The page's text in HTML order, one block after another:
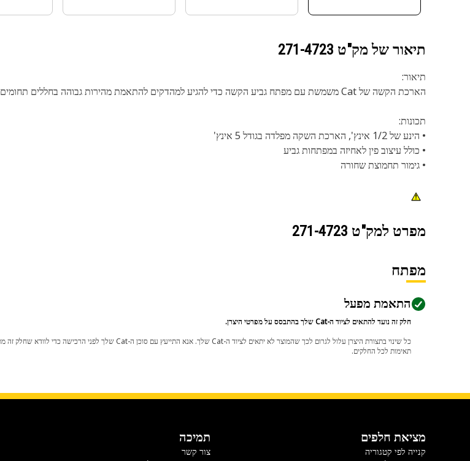
תיאור של מק"ט 271-4723
תיאור:
הארכת הקשה של Cat משמשת עם מפתח גביע הקשה כדי להגיע למהדקים להתאמת מהירות גבוהה בחללים תחומים שמחגרים או כלים חשמליים לא יכולים להתאים להם.
תכונות:
• הינע של 1/2 אינץ', הארכת השקה מפלדה בגודל 5 אינץ'
• כולל עיצוב פין לאחיזה במפתחות גביע
• גימור תחמוצת שחורה
מפרט למק"ט 271-4723
מפתח
התאמת מפעל
חלק זה נועד להתאים לציוד ה-Cat שלך בהתבסס על מפרטי היצרן.
תאימות לכל החלקים.
מציאת חלפים
קנייה לפי קטגוריה
תמיכה
צור קשר